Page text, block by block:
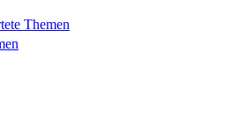
Themen